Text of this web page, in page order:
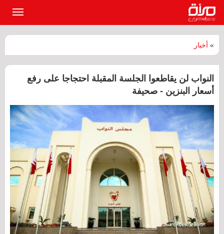
» أخبار
النواب لن يقاطعوا الجلسة المقبلة احتجاجا على رفع
أسعار البنزين - صحيفة